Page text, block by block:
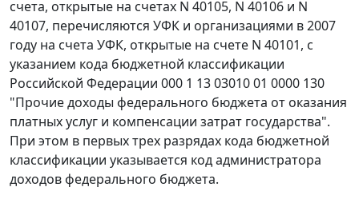
счета, открытые на счетах N 40105, N 40106 и N
40107, перечисляются УФК и организациями в 2007
году на счета УФК, открытые на счете N 40101, с
указанием кода бюджетной классификации
Российской Федерации 000 1 13 03010 01 0000 130
"Прочие доходы федерального бюджета от оказания
платных услуг и компенсации затрат государства".
При этом в первых трех разрядах кода бюджетной
классификации указывается код администратора
доходов федерального бюджета.